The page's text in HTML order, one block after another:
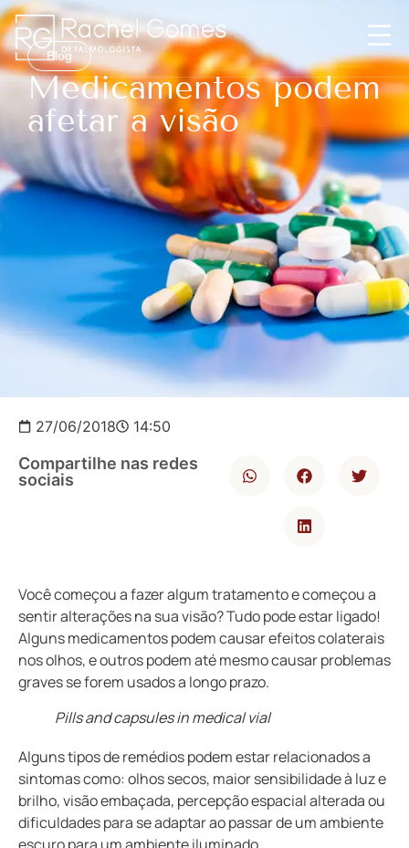
Blog
Medicamentos podem
afetar a visão
27/06/2018 14:50
Compartilhe nas redes
sociais
Você começou a fazer algum tratamento e começou a
sentir alterações na sua visão? Tudo pode estar ligado!
Alguns medicamentos podem causar efeitos colaterais
nos olhos, e outros podem até mesmo causar problemas
graves se forem usados a longo prazo.
Pills and capsules in medical vial
Alguns tipos de remédios podem estar relacionados a
sintomas como: olhos secos, maior sensibilidade à luz e
brilho, visão embaçada, percepção espacial alterada ou
dificuldades para se adaptar ao passar de um ambiente